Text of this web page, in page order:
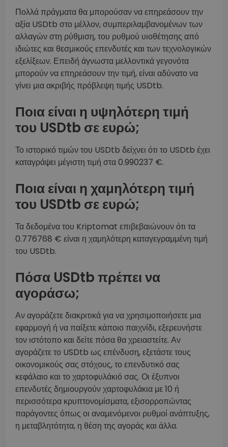
Πολλά πράγματα θα μπορούσαν να επηρεάσουν την
αξία USDtb στο μέλλον, συμπεριλαμβανομένων των
αλλαγών στη ρύθμιση, του ρυθμού υιοθέτησης από
ιδιώτες και θεσμικούς επενδυτές και των τεχνολογικών
εξελίξεων. Επειδή άγνωστα μελλοντικά γεγονότα
μπορούν να επηρεάσουν την τιμή, είναι αδύνατο να
γίνει μια ακριβής πρόβλεψη τιμής USDtb.
Ποια είναι η υψηλότερη τιμή
του USDtb σε ευρώ;
Το ιστορικό τιμών του USDtb δείχνει ότι το USDtb έχει
καταγράψει μέγιστη τιμή στα 0.990237 €.
Ποια είναι η χαμηλότερη τιμή
του USDtb σε ευρώ;
Τα δεδομένα του Kriptomat επιβεβαιώνουν ότι τα
0.776768 € είναι η χαμηλότερη καταγεγραμμένη τιμή
του USDtb.
Πόσα USDtb πρέπει να
αγοράσω;
Αν αγοράζετε διακριτικά για να χρησιμοποιήσετε μια
εφαρμογή ή να παίξετε κάποιο παιχνίδι, εξερευνήστε
τον ιστότοπο και δείτε πόσα θα χρειαστείτε. Αν
αγοράζετε το USDtb ως επένδυση, εξετάστε τους
οικονομικούς σας στόχους, το επενδυτικό σας
κεφάλαιο και το χαρτοφυλάκιό σας. Οι έξυπνοι
επενδυτές δημιουργούν χαρτοφυλάκια με 10 ή
περισσότερα κρυπτονομίσματα, εξισορροπώντας
παράγοντες όπως οι αναμενόμενοι ρυθμοί ανάπτυξης,
η μεταβλητότητα, η θέση της αγοράς και άλλα.